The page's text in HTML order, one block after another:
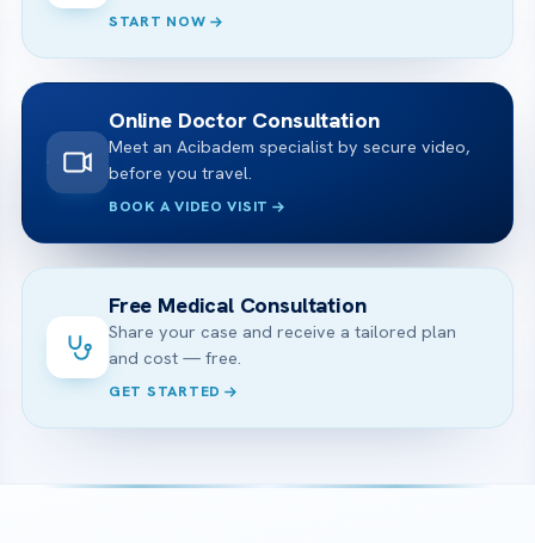
START NOW
Online Doctor Consultation
Meet an Acibadem specialist by secure video,
before you travel.
BOOK A VIDEO VISIT
Free Medical Consultation
Share your case and receive a tailored plan
and cost — free.
GET STARTED